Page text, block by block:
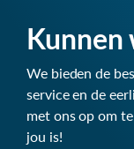
Kunnen
We bieden de
service en de
met ons op om
jou is!